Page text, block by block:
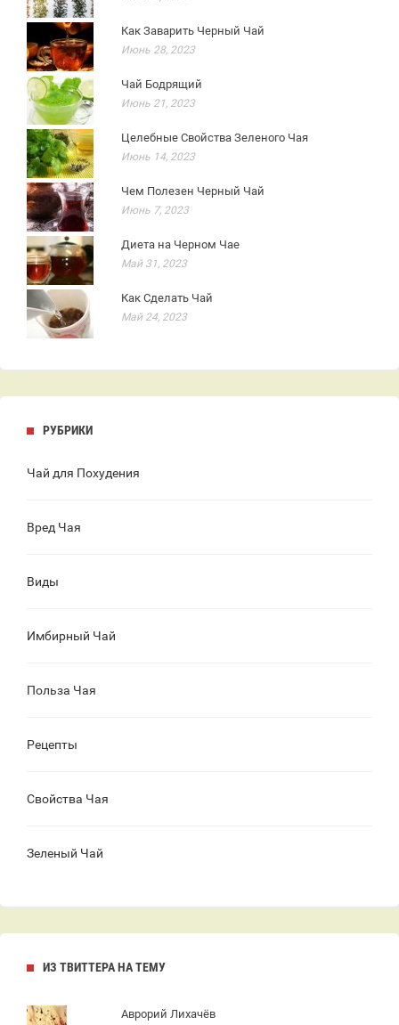
Как Заварить Черный Чай
Июнь 28, 2023
Чай Бодрящий
Июнь 21, 2023
Целебные Свойства Зеленого Чая
Июнь 14, 2023
Чем Полезен Черный Чай
Июнь 7, 2023
Диета на Черном Чае
Май 31, 2023
Как Сделать Чай
Май 24, 2023
РУБРИКИ
Чай для Похудения
Вред Чая
Виды
Имбирный Чай
Польза Чая
Рецепты
Свойства Чая
Зеленый Чай
ИЗ ТВИТТЕРА НА ТЕМУ
Аврорий Лихачёв